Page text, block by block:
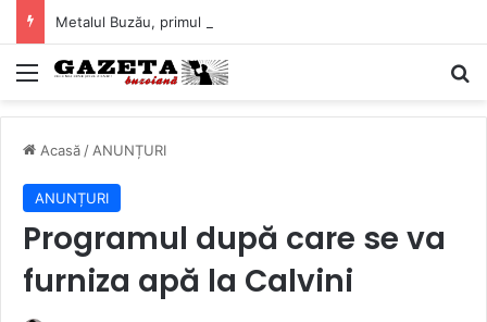
Mediu
Acasă / ANUNȚURI
ANUNȚURI
Programul după care se va
furniza apă la Calvini